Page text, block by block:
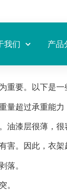
我们 产品
要。以下是一
超过承重能力
漆层很薄，很
。因此，衣架
落。
。